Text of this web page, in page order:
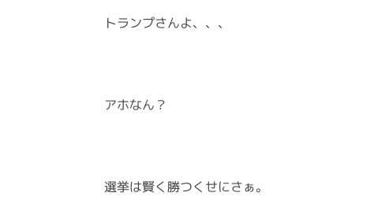
トランプさんよ、、、
アホなん？
選挙は賢く勝つくせにさぁ。